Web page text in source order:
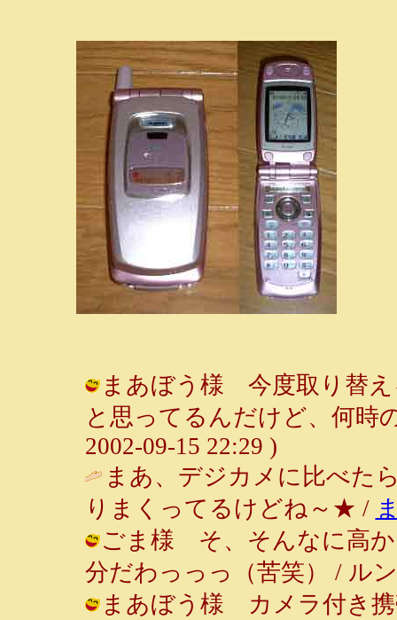
まあぼう様 今度取り替え
と思ってるんだけど、何時
2002-09-15 22:29 )
まあ、デジカメに比べた
りまくってるけどね～★ /
ごま様 そ、そんなに高か
分だわっっっ（苦笑） / ル
まあぼう様 カメラ付き携